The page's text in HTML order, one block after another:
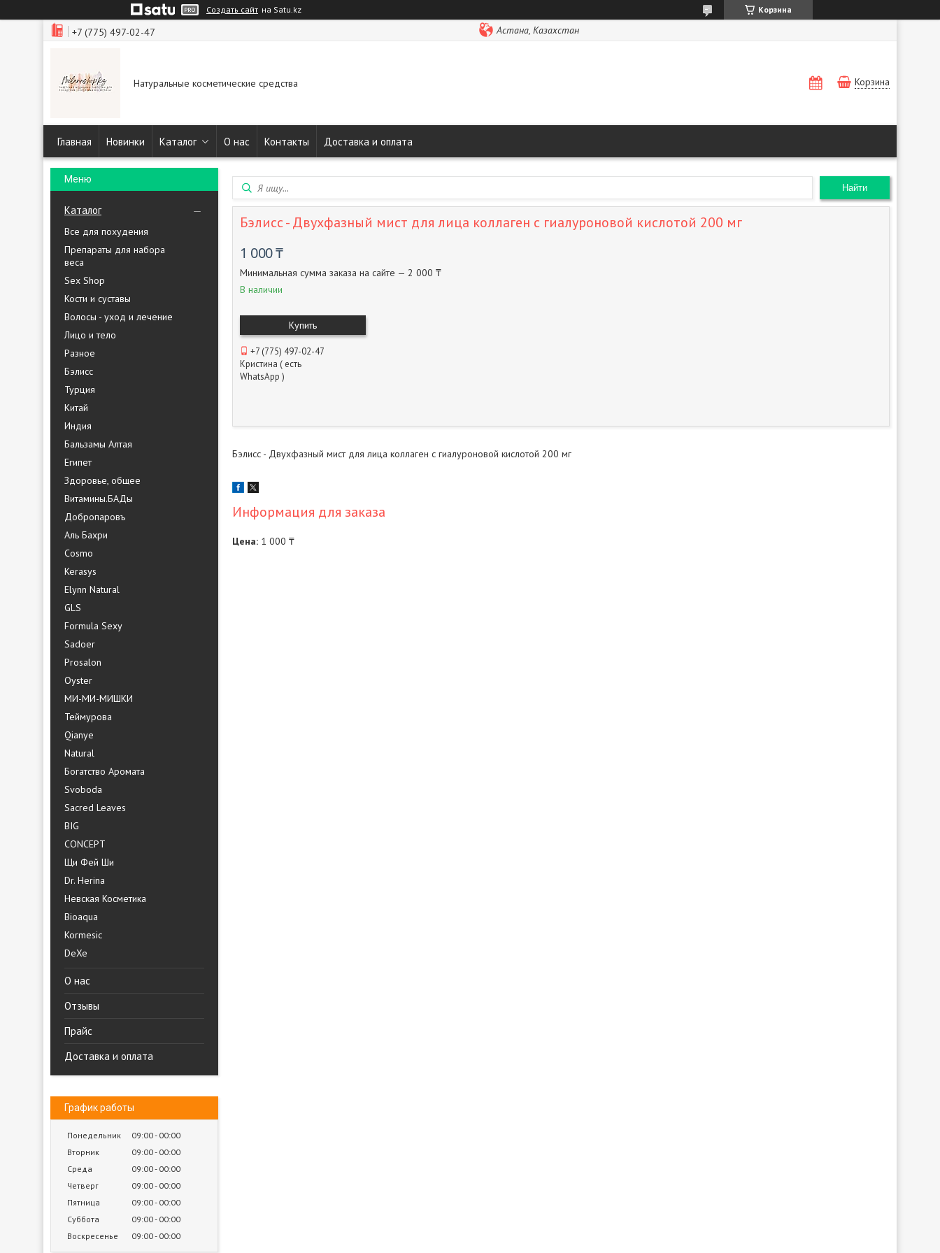
Создать сайт на Satu.kz Корзина
+7 (775) 497-02-47 Астана, Казахстан
Натуральные косметические средства Корзина
Главная Новинки Каталог О нас Контакты Доставка и оплата
Каталог
Все для похудения
Препараты для набора
веса
Sex Shop
Кости и суставы
Волосы - уход и лечение
Лицо и тело
Разное
Бэлисс
Турция
Китай
Индия
Бальзамы Алтая
Египет
Здоровье, общее
Витамины.БАДы
Добропаровъ
Аль Бахри
Cosmo
Kerasys
Elynn Natural
GLS
Formula Sexy
Sadoer
Prosalon
Oyster
МИ-МИ-МИШКИ
Теймурова
Qianye
Natural
Богатство Аромата
Svoboda
Sacred Leaves
BIG
CONCEPT
Щи Фей Ши
Dr. Herina
Невская Косметика
Bioaqua
Kormesic
DeXe
О нас
Отзывы
Прайс
Доставка и оплата
График работы
Понедельник 09:00 00:00
Вторник
09:00 00:00
Среда
09:00 00:00
Четверг
09:00 00:00
Пятница
09:00 00:00
Суббота
09:00 00:00
Воскресенье
09:00 00:00
Найти
Бэлисс - Двухфазный мист для лица коллаген с гиалуроновой кислотой 200 мг
1 000 ₸
Минимальная сумма заказа на сайте — 2 000 ₸
В наличии
Купить
+7 (775) 497-02-47
Кристина ( есть
WhatsApp )
Бэлисс - Двухфазный мист для лица коллаген с гиалуроновой кислотой 200 мг
Информация для заказа
Цена: 1 000 ₸